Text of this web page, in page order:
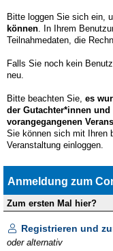
Bitte loggen Sie sich ein,
können . In Ihrem
Teilnahmedaten, die
Falls Sie noch kein
neu.
Bitte beachten Sie, es
der Gutachter*innen
vorangegangenen
Sie können sich mit Ihren
Veranstaltung einloggen.
Anmeldung zum
Zum ersten Mal hier?
Registrieren und
oder alternativ